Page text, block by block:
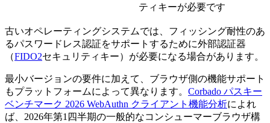
ティキーが必要です
古いオペレーティングシステムでは、フィッシング耐性のあ
るパスワードレス認証をサポートするために外部認証器
（FIDO2セキュリティキー）が必要になる場合があります。
最小バージョンの要件に加えて、ブラウザ側の機能サポート
もプラットフォームによって異なります。 Corbado パスキー
ベンチマーク 2026 WebAuthn クライアント機能分析によれ
ば、2026年第1四半期の一般的なコンシューマーブラウザ構